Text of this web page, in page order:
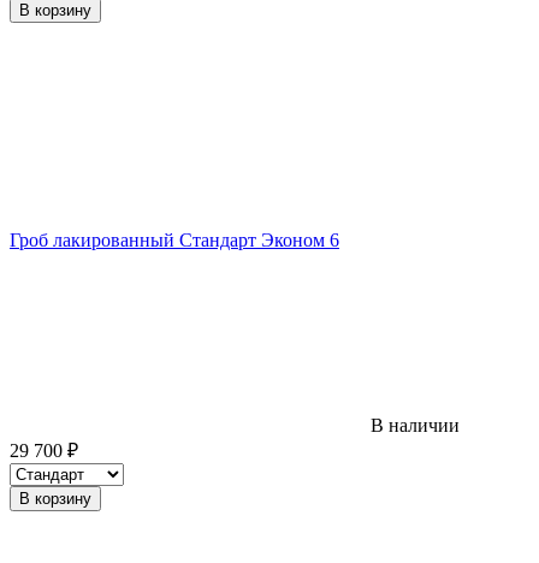
В корзину
Гроб лакированный Стандарт Эконом 6
В наличии
29 700 ₽
В корзину